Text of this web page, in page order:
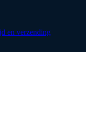
en verzending